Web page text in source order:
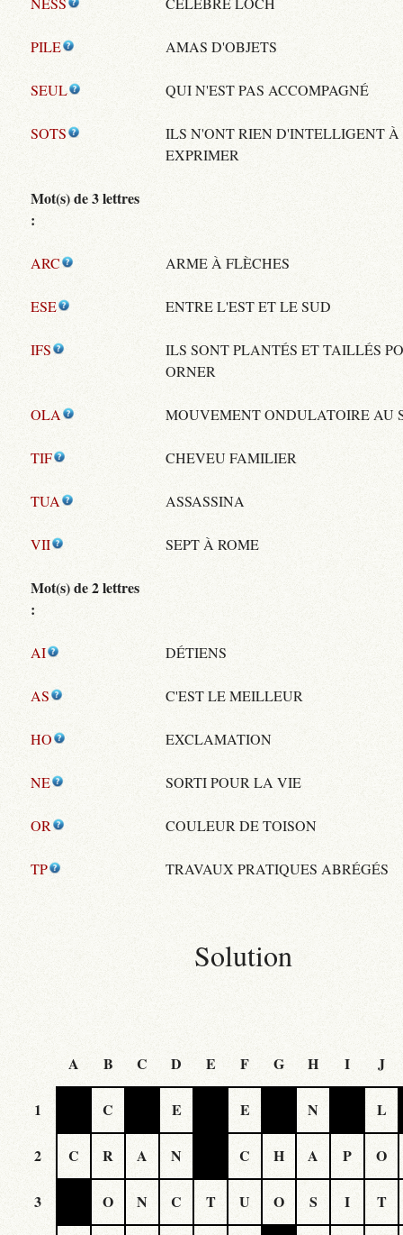
PILE AMAS D'OBJETS
SEUL QUI N'EST PAS ACCOMPAGNÉ
SOTS
ILS N'ONT RIEN D'INTELLIGENT À
EXPRIMER
Mot(s) de 3 lettres
:
ARC ARME À FLÈCHES
ESE ENTRE L'EST ET LE SUD
IFS
ILS SONT PLANTÉS ET TAILLÉS
ORNER
OLA MOUVEMENT ONDULATOIRE AU
TIF CHEVEU FAMILIER
TUA ASSASSINA
VII SEPT À ROME
Mot(s) de 2 lettres
:
AI DÉTIENS
AS C'EST LE MEILLEUR
HO EXCLAMATION
NE SORTI POUR LA VIE
OR COULEUR DE TOISON
TP TRAVAUX PRATIQUES ABRÉGÉS
Solution
A B C D E F G H I J
1 C E E N L
2 C R A N C H A P O
3 O N C T U O S I T